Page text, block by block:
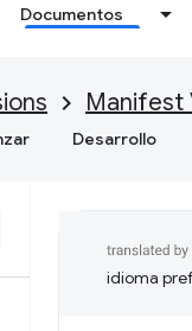
Documentos
Manifest
Desarrollo
idioma